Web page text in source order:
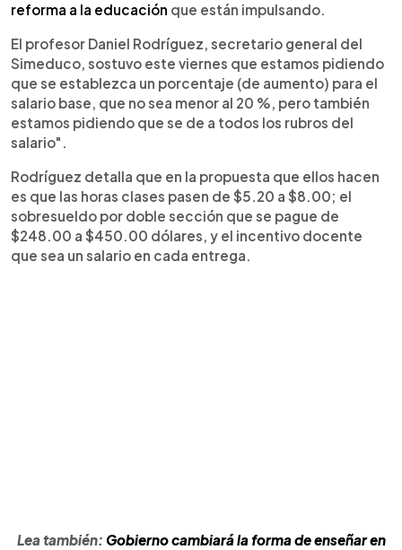
reforma a la educación que están impulsando.
El profesor Daniel Rodríguez, secretario general del
Simeduco, sostuvo este viernes que estamos pidiendo
que se establezca un porcentaje (de aumento) para el
salario base, que no sea menor al 20 %, pero también
estamos pidiendo que se de a todos los rubros del
salario".
Rodríguez detalla que en la propuesta que ellos hacen
es que las horas clases pasen de $5.20 a $8.00; el
sobresueldo por doble sección que se pague de
$248.00 a $450.00 dólares, y el incentivo docente
que sea un salario en cada entrega.
Lea también: Gobierno cambiará la forma de enseñar en